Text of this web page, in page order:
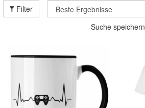
Filter
Suche speichern